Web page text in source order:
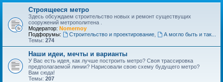
Строящееся метро
Здесь обсуждаем строительство новых и ремонт существущих
сооружений метрополитена .
Модератор: Nomernoy
Подфорумы:
Строительство и проектирование,
А могло быть и так...
Темы: 274
Наши идеи, мечты и варианты
У Вас есть идея, как лучше построить метро? Своя трассировка
предполагаемой линии? Нарисовали свою схему будущего метро?
Вам сюда!
Темы: 207